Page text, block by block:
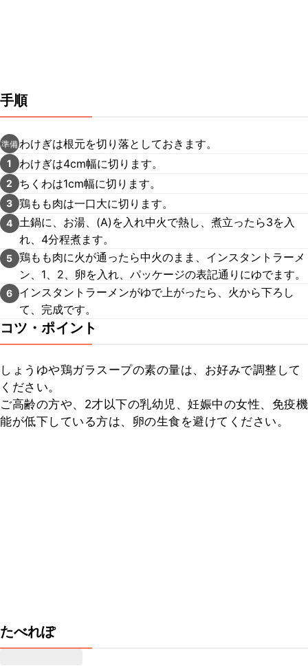
手順
準備 わけぎは根元を切り落としておきます。
1 わけぎは4cm幅に切ります。
2 ちくわは1cm幅に切ります。
3 鶏もも肉は一口大に切ります。
4 土鍋に、お湯、(A)を入れ中火で熱し、煮立ったら3を入
れ、4分程煮ます。
5 鶏もも肉に火が通ったら中火のまま、インスタントラーメ
ン、1、2、卵を入れ、パッケージの表記通りにゆでます。
6
インスタントラーメンがゆで上がったら、火から下ろし
て、完成です。
コツ・ポイント
しょうゆや鶏ガラスープの素の量は、お好みで調整して
ください。
ご高齢の方や、2才以下の乳幼児、妊娠中の女性、免疫機
能が低下している方は、卵の生食を避けてください。
たべれぽ